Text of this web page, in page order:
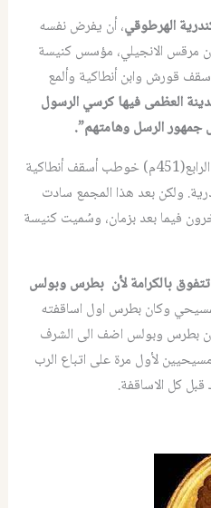
الهرطوقي، أن يفرض نفسه
مرقس الانجيلي، مؤسس كنيسة
قورش وابن أنطاكية وألمع
العظمى فيها كرسي الرسول
الرسل وهامتهم”.
وفي مجمع خلقيدونية المسكوني الرابع(451م) خوطب أسقف أنطاكية
ولكن بعد هذا المجمع سادت
فيما بعد بزمان، وسُميت كنيسة
بالكرامة لأن بطرس وبولس
وكان بطرس اول اساقفته
بطرس وبولس اضف الى الشرف
لأول مرة على اتباع الرب
كل الاساقفة.